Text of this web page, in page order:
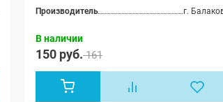
Калина-2 универсал
ВАЗ 2110, ВАЗ 2110М,
ВАЗ 2111, ВАЗ 2112,
ВАЗ 21123 (купэ), ВАЗ
Производитель
г.
В наличии
150 руб.161